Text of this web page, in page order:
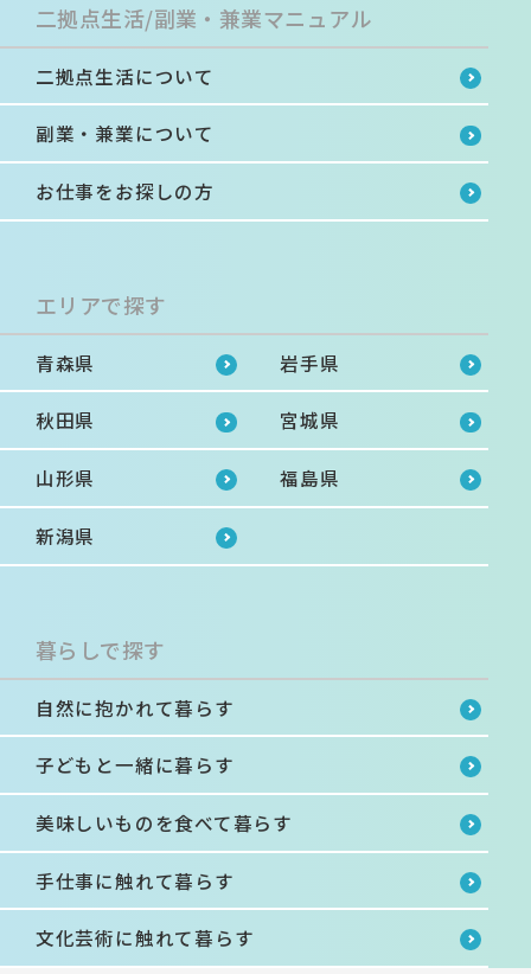
二拠点生活/副業・兼業マニュアル
二拠点生活について
副業・兼業について
お仕事をお探しの方
エリアで探す
青森県 岩手県
秋田県 宮城県
山形県 福島県
新潟県
暮らしで探す
自然に抱かれて暮らす
子どもと一緒に暮らす
美味しいものを食べて暮らす
手仕事に触れて暮らす
文化芸術に触れて暮らす